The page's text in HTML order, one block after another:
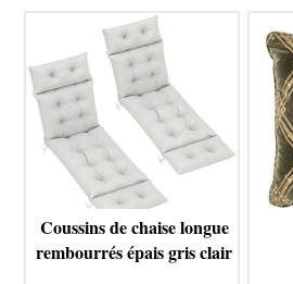
Coussins de chaise longue
rembourrés épais gris clair